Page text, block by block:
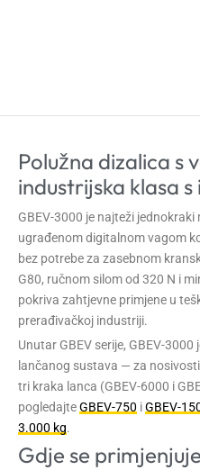
Polužna dizalica
industrijska klasa
GBEV-3000 je najteži
ugrađenom digitalnom vagom
bez potrebe za zasebnom
G80, ručnom silom od 320 N i
pokriva zahtjevne primjene u
prerađivačkoj industriji.
Unutar GBEV serije, GBEV-
lančanog sustava — za
tri kraka lanca (GBEV-6000 i
pogledajteGBEV-750 iGBEV-
3.000 kg.
Gdje se